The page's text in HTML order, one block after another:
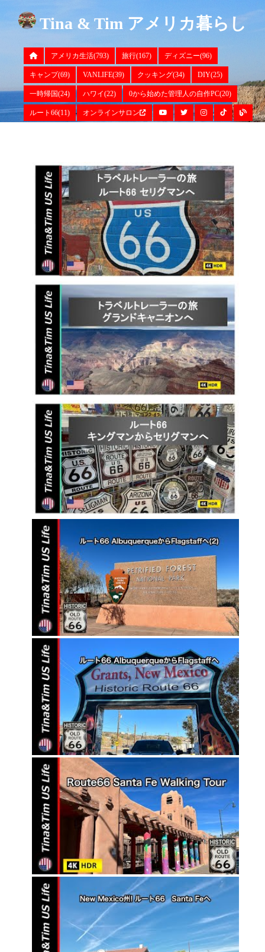
Tina & Tim アメリカ暮らし
アメリカ生活(793) 旅行(167) ディズニー(96)
キャンプ(69) VANLIFE(39) クッキング(34) DIY(25)
一時帰国(24) ハワイ(22) 0から始めた管理人の自作PC(20)
ルート66(11) オンラインサロン